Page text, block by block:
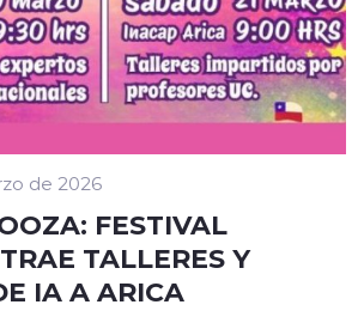
de 2026
FESTIVAL
TALLERES Y
IA A ARICA